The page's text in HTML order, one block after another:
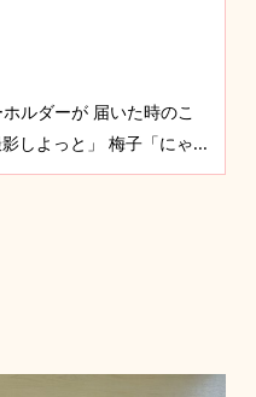
ルダーが 届いた時のこ
しよっと」 梅子「にゃ...